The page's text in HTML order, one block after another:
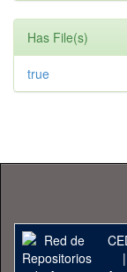
Has File(s)
true
|